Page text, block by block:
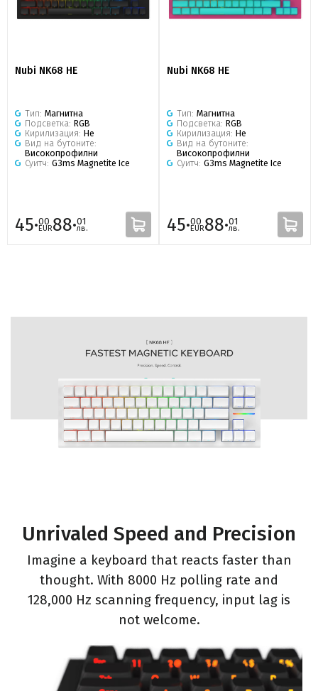
Nubi NK68 HE
Тип: Магнитна
Подсветка: RGB
Кирилизация: Не
Вид на бутоните:
Високопрофилни
Суитч: G3ms Magnetite Ice
45·00
EUR88·01
лв.
Nubi NK68 HE
Тип: Магнитна
Подсветка: RGB
Кирилизация: Не
Вид на бутоните:
Високопрофилни
Суитч: G3ms Magnetite Ice
45·00
EUR88·01
лв.
Unrivaled Speed and Precision
Imagine a keyboard that reacts faster than
thought. With 8000 Hz polling rate and
128,000 Hz scanning frequency, input lag is
not welcome.